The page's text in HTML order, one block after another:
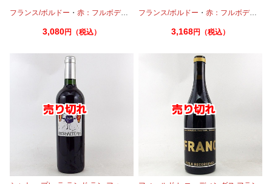
フランス/ボルドー ・ 赤：フルボディ カベルネフラン ・メルロー
3,080円（税込）
フランス/ボルドー ・赤：フルボディ
3,168円（税込）